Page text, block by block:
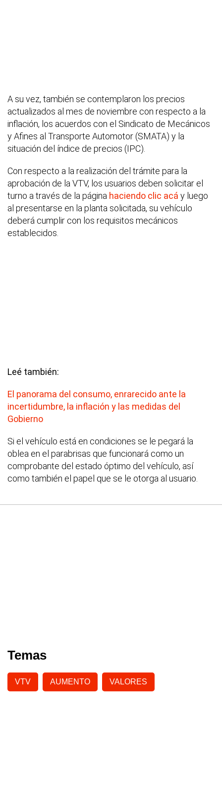
A su vez, también se contemplaron los precios
actualizados al mes de noviembre con respecto a la
inflación, los acuerdos con el Sindicato de Mecánicos
y Afines al Transporte Automotor (SMATA) y la
situación del índice de precios (IPC).
Con respecto a la realización del trámite para la
aprobación de la VTV, los usuarios deben solicitar el
turno a través de la página haciendo clic acá y luego
al presentarse en la planta solicitada, su vehículo
deberá cumplir con los requisitos mecánicos
establecidos.
Leé también:
El panorama del consumo, enrarecido ante la
incertidumbre, la inflación y las medidas del
Gobierno
Si el vehículo está en condiciones se le pegará la
oblea en el parabrisas que funcionará como un
comprobante del estado óptimo del vehículo, así
como también el papel que se le otorga al usuario.
Temas
VTV AUMENTO VALORES